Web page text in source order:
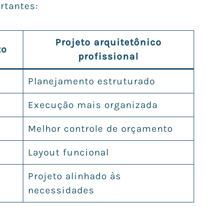
Projeto arquitetônico
profissional
Planejamento estruturado
Execução mais organizada
Melhor controle de orçamento
Layout funcional
Projeto alinhado às
necessidades